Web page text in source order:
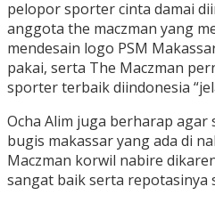
pelopor sporter cinta damai
anggota the maczman yang
mendesain logo PSM
pakai, serta The Maczman
sporter terbaik diindonesia
Ocha Alim juga berharap
bugis makassar yang ada di
Maczman korwil nabire
sangat baik serta repotasinya